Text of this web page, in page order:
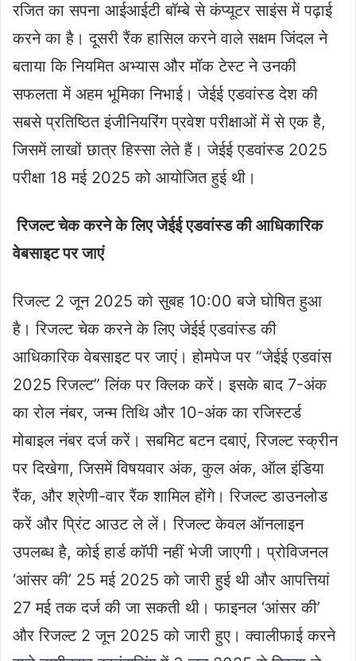
रजित का सपना आईआईटी बॉम्बे से कंप्यूटर साइंस में पढ़ाई
करने का है। दूसरी रैंक हासिल करने वाले सक्षम जिंदल ने
बताया कि नियमित अभ्यास और मॉक टेस्ट ने उनकी
सफलता में अहम भूमिका निभाई। जेईई एडवांस्ड देश की
सबसे प्रतिष्ठित इंजीनियरिंग प्रवेश परीक्षाओं में से एक है,
जिसमें लाखों छात्र हिस्सा लेते हैं। जेईई एडवांस्ड 2025
परीक्षा 18 मई 2025 को आयोजित हुई थी।
रिजल्ट चेक करने के लिए जेईई एडवांस्ड की आधिकारिक
वेबसाइट पर जाएं
रिजल्ट 2 जून 2025 को सुबह 10:00 बजे घोषित हुआ
है। रिजल्ट चेक करने के लिए जेईई एडवांस्ड की
आधिकारिक वेबसाइट पर जाएं। होमपेज पर “जेईई एडवांस
2025 रिजल्ट” लिंक पर क्लिक करें। इसके बाद 7-अंक
का रोल नंबर, जन्म तिथि और 10-अंक का रजिस्टर्ड
मोबाइल नंबर दर्ज करें। सबमिट बटन दबाएं, रिजल्ट स्क्रीन
पर दिखेगा, जिसमें विषयवार अंक, कुल अंक, ऑल इंडिया
रैंक, और श्रेणी-वार रैंक शामिल होंगे। रिजल्ट डाउनलोड
करें और प्रिंट आउट ले लें। रिजल्ट केवल ऑनलाइन
उपलब्ध है, कोई हार्ड कॉपी नहीं भेजी जाएगी। प्रोविजनल
‘आंसर की’ 25 मई 2025 को जारी हुई थी और आपत्तियां
27 मई तक दर्ज की जा सकती थी। फाइनल ‘आंसर की’
और रिजल्ट 2 जून 2025 को जारी हुए। क्वालीफाई करने